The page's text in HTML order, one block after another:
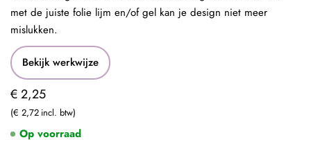
Bekijk werkwijze
€ 2,25
€ 2,72
Op voorraad
met de juiste folie lijm en/of gel kan je design niet meer
mislukken.